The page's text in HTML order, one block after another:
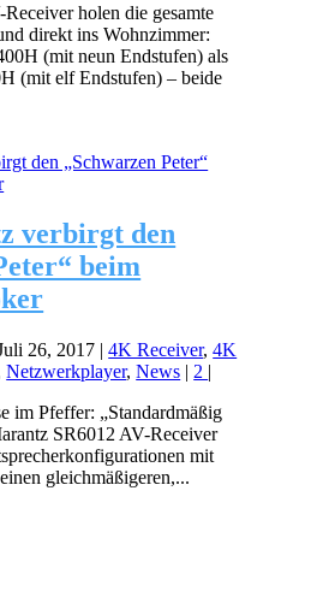
holen die gesamte
direkt ins Wohnzimmer:
(mit neun Endstufen) als
(mit elf Endstufen) – beide
verbirgt den
beim
26, 2017 |4K Receiver,4K
Netzwerkplayer,News | 2 |
im Pfeffer: „Standardmäßig
SR6012 AV-Receiver
mit
gleichmäßigeren,...